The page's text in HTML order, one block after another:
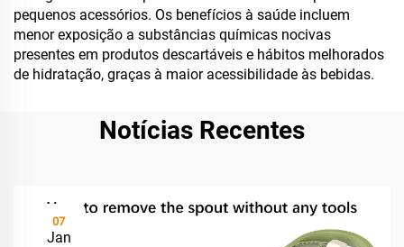
pequenos acessórios. Os benefícios à saúde incluem
menor exposição a substâncias químicas nocivas
presentes em produtos descartáveis e hábitos melhorados
de hidratação, graças à maior acessibilidade às bebidas.
Notícias Recentes
07
Jan